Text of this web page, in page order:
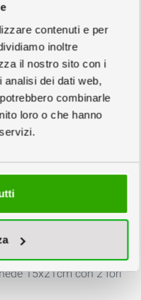
contenuti e per
inoltre
il nostro sito con i
analisi dei dati web,
combinarle
loro o che hanno
€
Settembre
113,00
11,30 €/cad
IVA e trasporto escluso
PREVIEW
spessore 2,5cm
cartone da 2mm rivestito
15x21cm con 2 fori